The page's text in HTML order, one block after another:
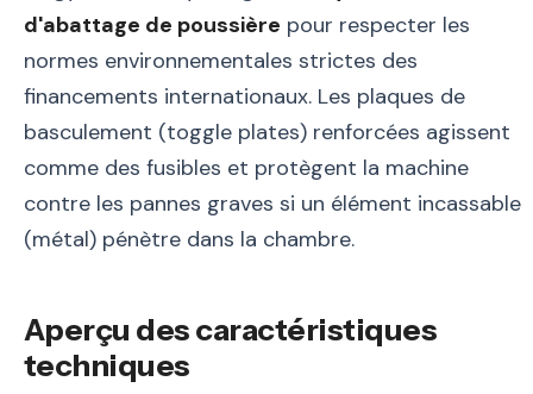
d'abattage de poussière pour respecter les
normes environnementales strictes des
financements internationaux. Les plaques de
basculement (toggle plates) renforcées agissent
comme des fusibles et protègent la machine
contre les pannes graves si un élément incassable
(métal) pénètre dans la chambre.
Aperçu des caractéristiques
techniques